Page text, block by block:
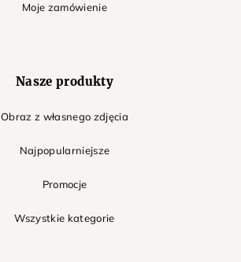
Moje zamówienie
Nasze produkty
Obraz z własnego zdjęcia
Najpopularniejsze
Promocje
Wszystkie kategorie